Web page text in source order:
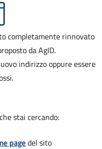
completamente rinnovato
da AgID.
indirizzo oppure essere
stai cercando:
pagedel sito